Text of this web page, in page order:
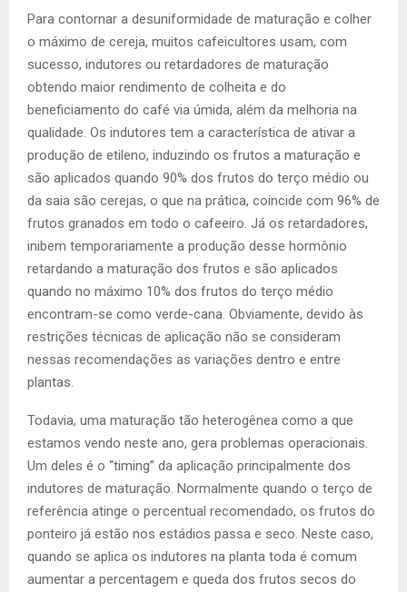
Para contornar a desuniformidade de maturação e colher
o máximo de cereja, muitos cafeicultores usam, com
sucesso, indutores ou retardadores de maturação
obtendo maior rendimento de colheita e do
beneficiamento do café via úmida, além da melhoria na
qualidade. Os indutores tem a característica de ativar a
produção de etileno, induzindo os frutos a maturação e
são aplicados quando 90% dos frutos do terço médio ou
da saia são cerejas, o que na prática, coincide com 96% de
frutos granados em todo o cafeeiro. Já os retardadores,
inibem temporariamente a produção desse hormônio
retardando a maturação dos frutos e são aplicados
quando no máximo 10% dos frutos do terço médio
encontram-se como verde-cana. Obviamente, devido às
restrições técnicas de aplicação não se consideram
nessas recomendações as variações dentro e entre
plantas.
Todavia, uma maturação tão heterogênea como a que
estamos vendo neste ano, gera problemas operacionais.
Um deles é o “timing” da aplicação principalmente dos
indutores de maturação. Normalmente quando o terço de
referência atinge o percentual recomendado, os frutos do
ponteiro já estão nos estádios passa e seco. Neste caso,
quando se aplica os indutores na planta toda é comum
aumentar a percentagem e queda dos frutos secos do